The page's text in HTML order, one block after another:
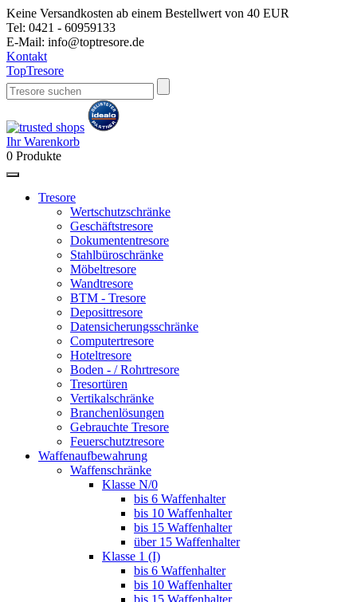
Keine Versandkosten ab einem Bestellwert von 40 EUR
Tel: 0421 - 60959133
E-Mail: info@toptresore.de
Kontakt
TopTresore
Ihr Warenkorb
0 Produkte
Tresore
Wertschutzschränke
Geschäftstresore
Dokumententresore
Stahlbüroschränke
Möbeltresore
Wandtresore
BTM - Tresore
Deposittresore
Datensicherungsschränke
Computertresore
Hoteltresore
Boden - / Rohrtresore
Tresortüren
Vertikalschränke
Branchenlösungen
Gebrauchte Tresore
Feuerschutztresore
Waffenaufbewahrung
Waffenschränke
Klasse N/0
bis 6 Waffenhalter
bis 10 Waffenhalter
bis 15 Waffenhalter
über 15 Waffenhalter
Klasse 1 (I)
bis 6 Waffenhalter
bis 10 Waffenhalter
bis 15 Waffenhalter